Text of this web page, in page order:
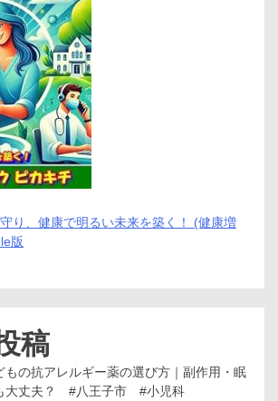
り、健康で明るい未来を築く！ (健康増
版
稿
もの抗アレルギー薬の選び方｜副作用・眠
大丈夫？ #八王子市 #小児科